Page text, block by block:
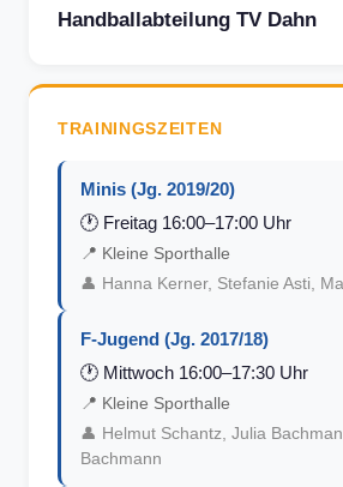
Handballabteilung TV Dahn
TRAININGSZEITEN
Minis (Jg. 2019/20)
🕐 Freitag 16:00–17:00 Uhr
📍 Kleine Sporthalle
👤 Hanna Kerner, Stefanie Asti,
F-Jugend (Jg. 2017/18)
🕐 Mittwoch 16:00–17:30 Uhr
📍 Kleine Sporthalle
👤 Helmut Schantz, Julia
Bachmann